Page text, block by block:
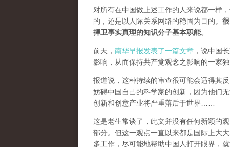
对所有在中国做上述工作的人来说都一样
的，还是以人际关系网络的稳固为目的。
捍卫事实真理的知识分子基本职能。
前天， 南华早报发表了一篇文章 ，说中国
影响，从而保持共产党观念之影响的一家独
报道说，这种持续的审查很可能会适得其
妨碍中国自己的科学家的创新，因为他们
创新和创意产业将严重落后于世界……
这是老生常谈了，此文并没有任何新颖的
部分。但这一观点一直以来都是国际上大
多工作，尽可能地帮助中国人打开眼界，